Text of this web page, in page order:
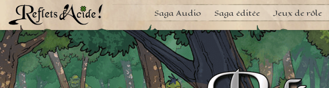
Aller
au
contenu
Saga Audio Saga éditée Jeux de rôle